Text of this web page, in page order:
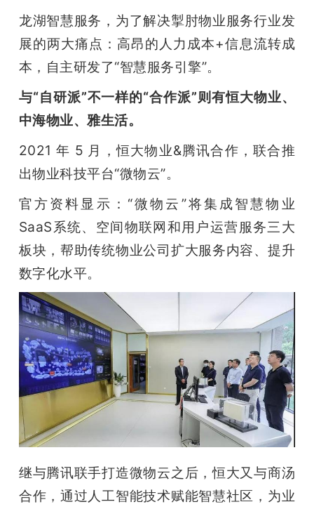
龙湖智慧服务，为了解决掣肘物业服务行业发
展的两大痛点：高昂的人力成本+信息流转成
本，自主研发了“智慧服务引擎”。
与“自研派”不一样的“合作派”则有恒大物业、
中海物业、雅生活。
2021 年 5 月，恒大物业&腾讯合作，联合推
出物业科技平台“微物云”。
官方资料显示：“微物云”将集成智慧物业
SaaS系统、空间物联网和用户运营服务三大
板块，帮助传统物业公司扩大服务内容、提升
数字化水平。
继与腾讯联手打造微物云之后，恒大又与商汤
合作，通过人工智能技术赋能智慧社区，为业